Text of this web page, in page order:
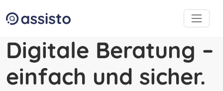
Digitale Beratung –
einfach und sicher.